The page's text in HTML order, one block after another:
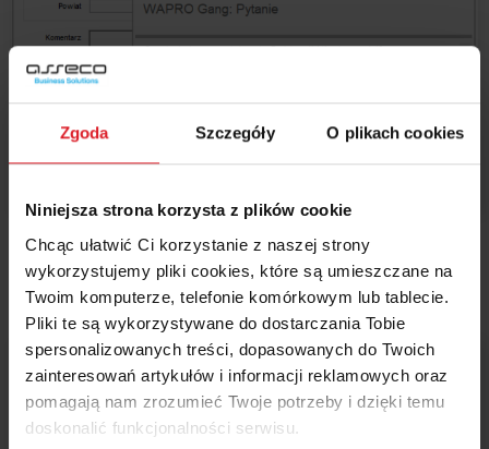
Zgoda Szczegóły O plikach cookies
Niniejsza strona korzysta z plików cookie
Chcąc ułatwić Ci korzystanie z naszej strony
wykorzystujemy pliki cookies, które są umieszczane na
Twoim komputerze, telefonie komórkowym lub tablecie.
Pliki te są wykorzystywane do dostarczania Tobie
spersonalizowanych treści, dopasowanych do Twoich
zainteresowań artykułów i informacji reklamowych oraz
pomagają nam zrozumieć Twoje potrzeby i dzięki temu
doskonalić funkcjonalności serwisu.
W Portalu HR wprowadzanie danych o pracy zdalnej jest
możliwe za pomocą wniosków o świadczenie pracy.